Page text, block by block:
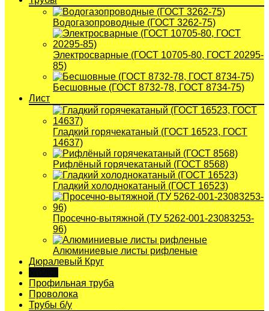
Водогазопроводные (ГОСТ 3262-75)
Электросварные (ГОСТ 10705-80, ГОСТ 20295-
85)
Бесшовные (ГОСТ 8732-78, ГОСТ 8734-75)
Лист
Гладкий горячекатаный (ГОСТ 16523, ГОСТ
14637)
Рифлёный горячекатаный (ГОСТ 8568)
Гладкий холоднокатаный (ГОСТ 16523)
Просечно-вытяжной (ТУ 5262-001-23083253-
96)
Алюминиевые листы рифленые
Дюралевый Круг
Профильная труба
Проволока
Трубы б/у